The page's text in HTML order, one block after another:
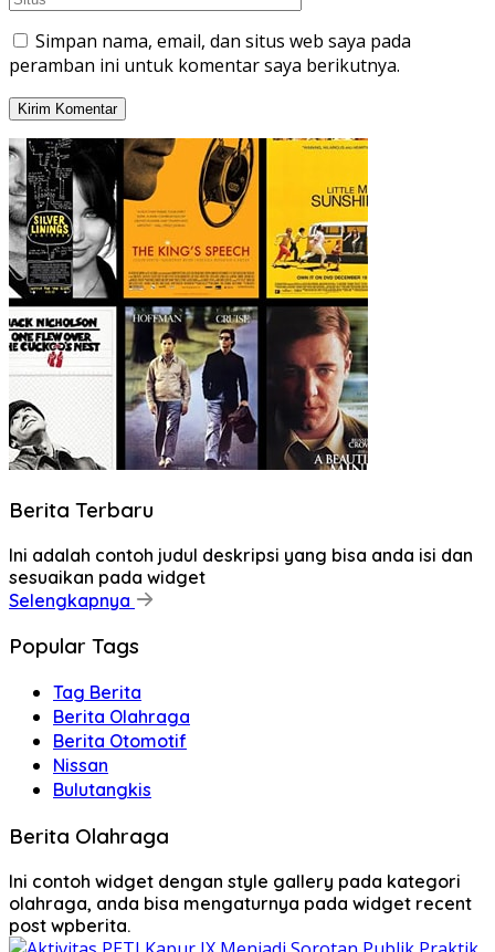
Simpan nama, email, dan situs web saya pada
peramban ini untuk komentar saya berikutnya.
Berita Terbaru
Ini adalah contoh judul deskripsi yang bisa anda isi dan
sesuaikan pada widget
Selengkapnya
Popular Tags
Tag Berita
Berita Olahraga
Berita Otomotif
Nissan
Bulutangkis
Berita Olahraga
Ini contoh widget dengan style gallery pada kategori
olahraga, anda bisa mengaturnya pada widget recent
post wpberita.